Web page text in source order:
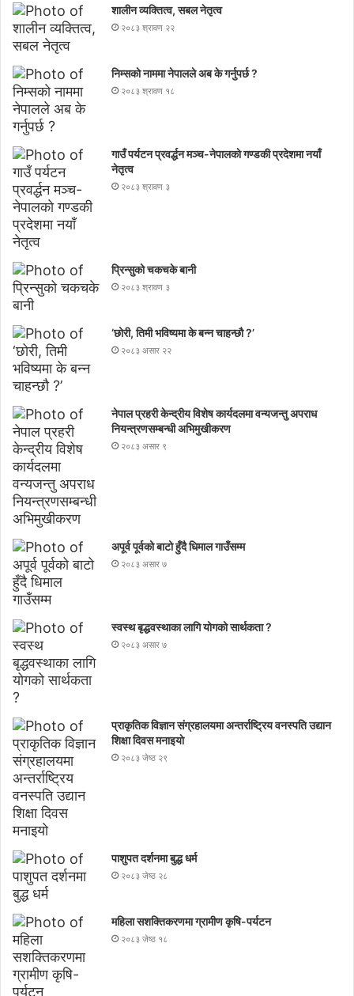
शालीन व्यक्तित्व, सबल नेतृत्व
२०८३ श्रावण २२
निम्सकाे नाममा नेपालले अब के गर्नुपर्छ ?
२०८३ श्रावण १८
गाउँ पर्यटन प्रवर्द्धन मञ्च-नेपालकाे गण्डकी प्रदेशमा नयाँ
नेतृत्व
२०८३ श्रावण ३
प्रिन्सुको चकचके बानी
२०८३ श्रावण ३
‘छोरी, तिमी भविष्यमा के बन्न चाहन्छौ ?’
२०८३ असार २२
नेपाल प्रहरी केन्द्रीय विशेष कार्यदलमा वन्यजन्तु अपराध
नियन्त्रणसम्बन्धी अभिमुखीकरण
२०८३ असार ९
अपूर्व पूर्वको बाटो हुँदै धिमाल गाउँसम्म
२०८३ असार ७
स्वस्थ बृद्धवस्थाका लागि योगको सार्थकता ?
२०८३ असार ७
प्राकृतिक विज्ञान संग्रहालयमा अन्तर्राष्ट्रिय वनस्पति उद्यान
शिक्षा दिवस मनाइयाे
२०८३ जेष्ठ २९
पाशुपत दर्शनमा बुद्ध धर्म​
२०८३ जेष्ठ २८
महिला सशक्तिकरणमा ग्रामीण कृषि-पर्यटन
२०८३ जेष्ठ १८